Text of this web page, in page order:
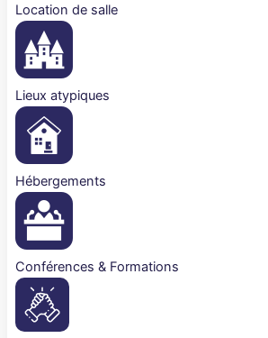
Location de salle
Lieux atypiques
Hébergements
Conférences & Formations